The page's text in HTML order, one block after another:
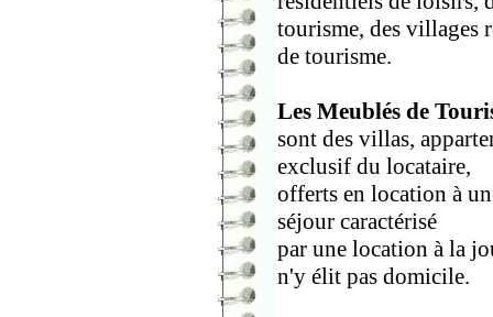
tourisme, des villages
de tourisme.
Les Meublés de
sont des villas,
exclusif du locataire,
offerts en location à
séjour caractérisé
par une location à la
n'y élit pas domicile.